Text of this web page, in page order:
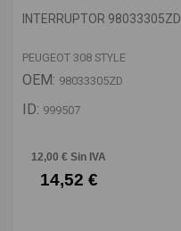
INTERRUPTOR 98033305ZD
PEUGEOT 308 STYLE
OEM: 98033305ZD
ID: 999507
12,00 € Sin IVA
14,52 €